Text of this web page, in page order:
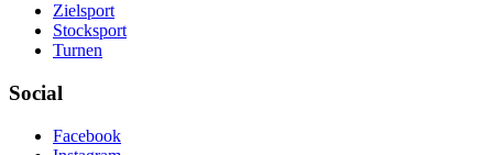
Zielsport
Stocksport
Turnen
Social
Facebook